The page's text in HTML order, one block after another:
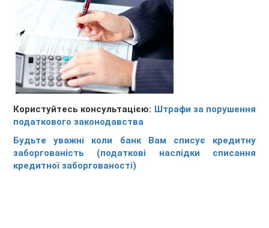
Користуйтесь консультацією: Штрафи за порушення
податкового законодавства
Будьте уважні коли банк Вам списує кредитну
заборгованість (податкові наслідки списання
кредитної заборгованості)